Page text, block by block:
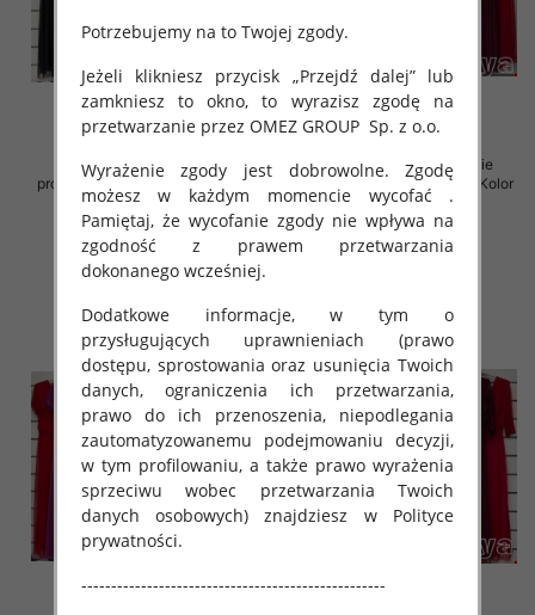
Sukienki damskie (Włoskie
produkt) Roz Standard, Mix Kolor
Paczka 5 szt
78.00 zł
szczegóły
Sukienki damskie (Włoskie
produkt) Roz Standard, Mix Kolor
Paczka 5 szt
76.00 zł
Potrzebujemy na to Twojej zgody.
Jeżeli klikniesz przycisk „Przejdź dalej” lub
zamkniesz to okno, to wyrazisz zgodę na
przetwarzanie przez OMEZ GROUP Sp. z o.o.
Wyrażenie zgody jest dobrowolne. Zgodę
możesz w każdym momencie wycofać .
Pamiętaj, że wycofanie zgody nie wpływa na
zgodność z prawem przetwarzania
dokonanego wcześniej.
Dodatkowe informacje, w tym o
przysługujących uprawnieniach (prawo
dostępu, sprostowania oraz usunięcia Twoich
danych, ograniczenia ich przetwarzania,
prawo do ich przenoszenia, niepodlegania
zautomatyzowanemu podejmowaniu decyzji,
w tym profilowaniu, a także prawo wyrażenia
sprzeciwu wobec przetwarzania Twoich
danych osobowych) znajdziesz w Polityce
prywatności.
---------------------------------------------------